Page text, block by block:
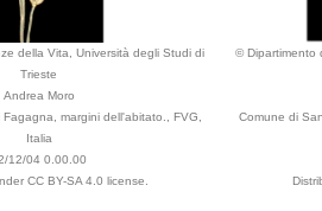
della Vita, Università degli Studi di
Trieste
Andrea Moro
margini dell'abitato., FVG,
Italia
12/04 0.00.00
CC BY-SA 4.0 license.
© Dipartimento
Comune di